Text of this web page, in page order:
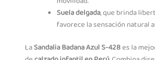
Suela delgada, que brinda
favorece la sensación natural
LaSandalia Badana Azul S-428es la